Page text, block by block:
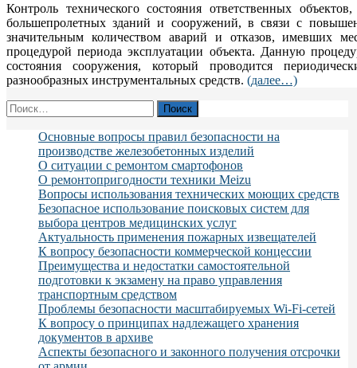
Контроль технического состояния ответственных
большепролетных зданий и сооружений, в связи с
значительным количеством аварий и отказов, имевших
процедурой периода эксплуатации объекта. Данную
состояния сооружения, который проводится
разнообразных инструментальных средств. (далее…)
Найти:
Основные вопросы правил безопасности на
производстве железобетонных изделий
О ситуации с ремонтом смартофонов
О ремонтопригодности техники Meizu
Вопросы использования технических моющих средств
Безопасное использование поисковых систем для
выбора центров медицинских услуг
Актуальность применения пожарных извещателей
К вопросу безопасности коммерческой концессии
Преимущества и недостатки самостоятельной
подготовки к экзамену на право управления
транспортным средством
Проблемы безопасности масштабируемых Wi-Fi-сетей
К вопросу о принципах надлежащего хранения
документов в архиве
Аспекты безопасного и законного получения отсрочки